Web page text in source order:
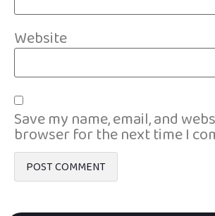
Website
Save my name, email, and
browser for the next time I